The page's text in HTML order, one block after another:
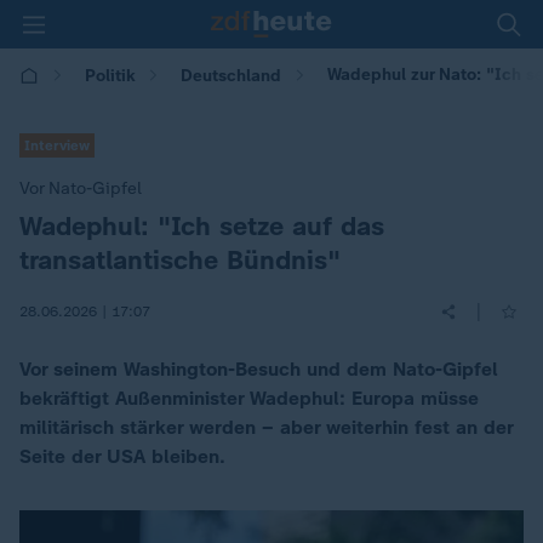
Politik Deutschland Wadephul zur Nato: "Ich
Interview
Vor Nato-Gipfel
:
Wadephul: "Ich setze auf das
transatlantische Bündnis"
28.06.2026 | 17:07
Vor seinem Washington-Besuch und dem Nato-Gipfel
bekräftigt Außenminister Wadephul: Europa müsse
militärisch stärker werden – aber weiterhin fest an der
Seite der USA bleiben.